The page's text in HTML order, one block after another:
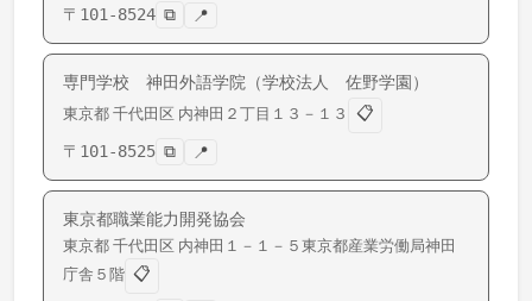
〒 101-8524 ⧉ 📍
専門学校 神田外語学院（学校法人 佐野学園）
東京都 千代田区 内神田 ２丁目１３－１３
📋
〒 101-8525 ⧉ 📍
東京都職業能力開発協会
東京都 千代田区 内神田 １－１－５東京都産業労働局神田
庁舎５階 📋